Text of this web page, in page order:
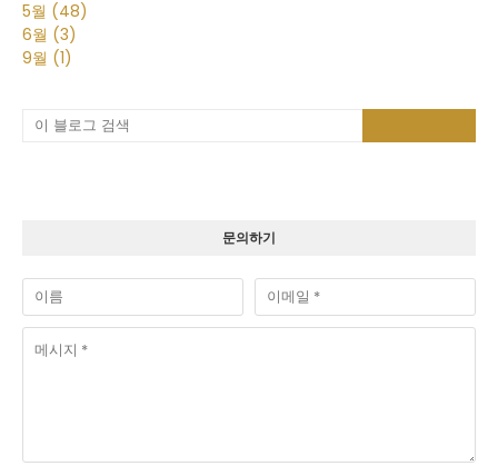
5월 (48)
6월 (3)
9월 (1)
문의하기